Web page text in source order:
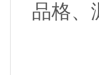
品格、